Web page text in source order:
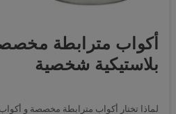
أكواب مترابطة
بلاستيكية شخصية
لماذا تختار أكواب مترابطة مخصصة و